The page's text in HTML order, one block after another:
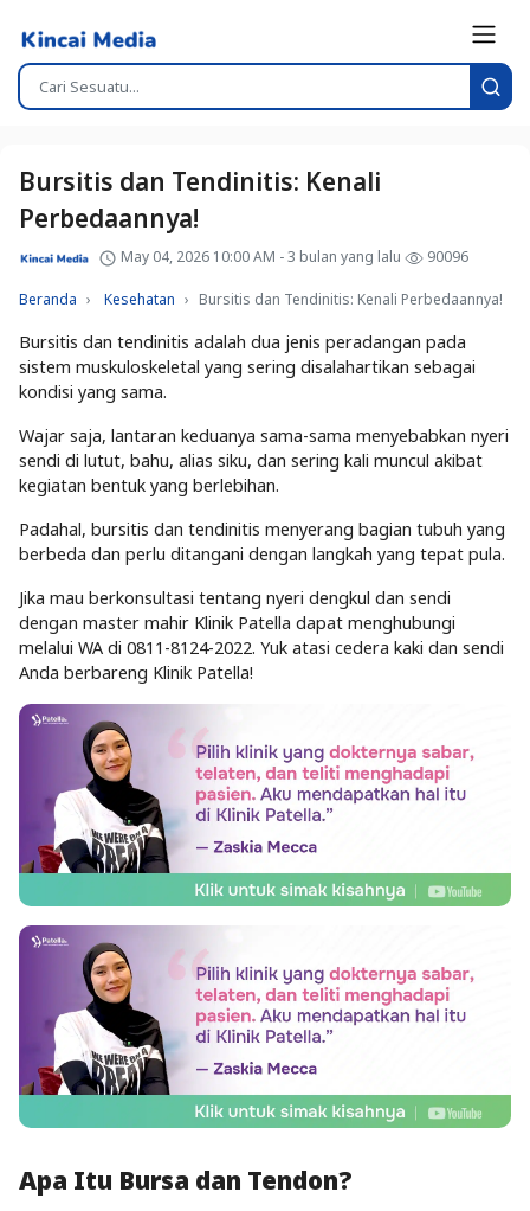
Bursitis dan Tendinitis: Kenali
Perbedaannya!
May 04, 2026 10:00 AM - 3 bulan yang lalu 90096
Beranda Kesehatan Bursitis dan Tendinitis: Kenali Perbedaannya!
Bursitis dan tendinitis adalah dua jenis peradangan pada
sistem muskuloskeletal yang sering disalahartikan sebagai
kondisi yang sama.
Wajar saja, lantaran keduanya sama-sama menyebabkan nyeri
sendi di lutut, bahu, alias siku, dan sering kali muncul akibat
kegiatan bentuk yang berlebihan.
Padahal, bursitis dan tendinitis menyerang bagian tubuh yang
berbeda dan perlu ditangani dengan langkah yang tepat pula.
Jika mau berkonsultasi tentang nyeri dengkul dan sendi
dengan master mahir Klinik Patella dapat menghubungi
melalui WA di 0811-8124-2022. Yuk atasi cedera kaki dan sendi
Anda berbareng Klinik Patella!
Apa Itu Bursa dan Tendon?